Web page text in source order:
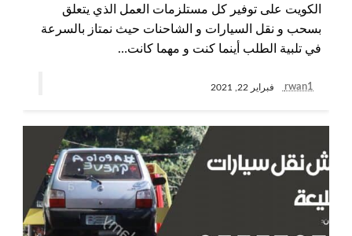
الكويت على توفير كل مستلزمات العمل الذي يتعلق
بسحب و نقل السيارات و الشاحنات حيث نمتاز بالسرعة
في تلبية الطلب أينما كنت و مهما كانت…
rwan1 فبراير 22, 2021